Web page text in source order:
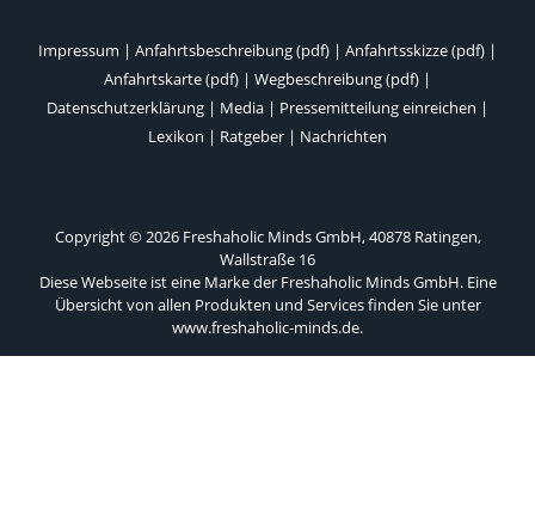
Impressum | Anfahrtsbeschreibung (pdf) | Anfahrtsskizze (pdf) |
Anfahrtskarte (pdf) | Wegbeschreibung (pdf) |
Datenschutzerklärung | Media | Pressemitteilung einreichen |
Lexikon | Ratgeber | Nachrichten
Copyright © 2026 Freshaholic Minds GmbH, 40878 Ratingen,
Wallstraße 16
Diese Webseite ist eine Marke der Freshaholic Minds GmbH. Eine
Übersicht von allen Produkten und Services finden Sie unter
www.freshaholic-minds.de.